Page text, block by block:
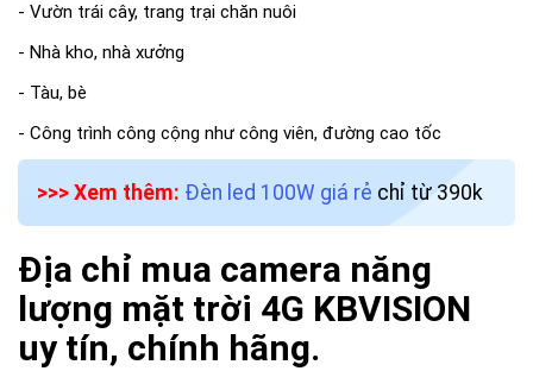
- Vườn trái cây, trang trại chăn nuôi
- Nhà kho, nhà xưởng
- Tàu, bè
- Công trình công cộng như công viên, đường cao tốc
>>> Xem thêm: Đèn led 100W giá rẻ chỉ từ 390k
Địa chỉ mua camera năng
lượng mặt trời 4G KBVISION
uy tín, chính hãng.